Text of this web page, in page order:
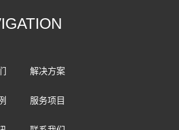
解决方案
服务项目